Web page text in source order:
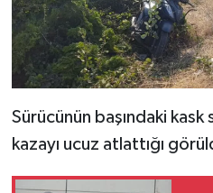
Sürücünün başındaki
kazayı ucuz atlattığı